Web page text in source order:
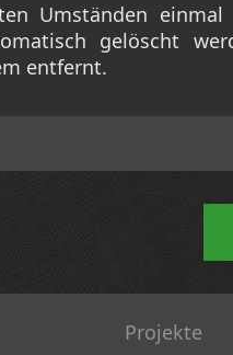
Umständen
gelöscht
entfernt.
Projekte